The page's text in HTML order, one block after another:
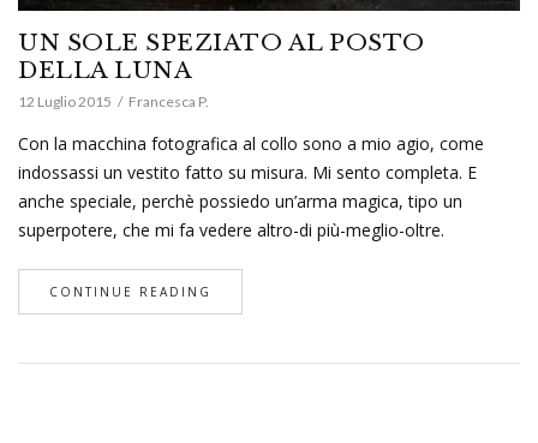
UN SOLE SPEZIATO AL POSTO
DELLA LUNA
12 Luglio 2015 Francesca P.
Con la macchina fotografica al collo sono a mio agio, come
indossassi un vestito fatto su misura. Mi sento completa. E
anche speciale, perchè possiedo un’arma magica, tipo un
superpotere, che mi fa vedere altro-di più-meglio-oltre.
CONTINUE READING